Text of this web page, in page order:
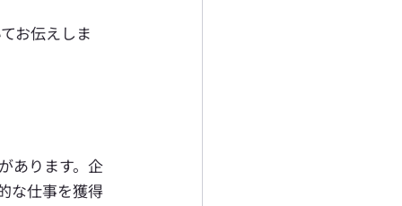
お伝えしま
あります。企
な仕事を獲得